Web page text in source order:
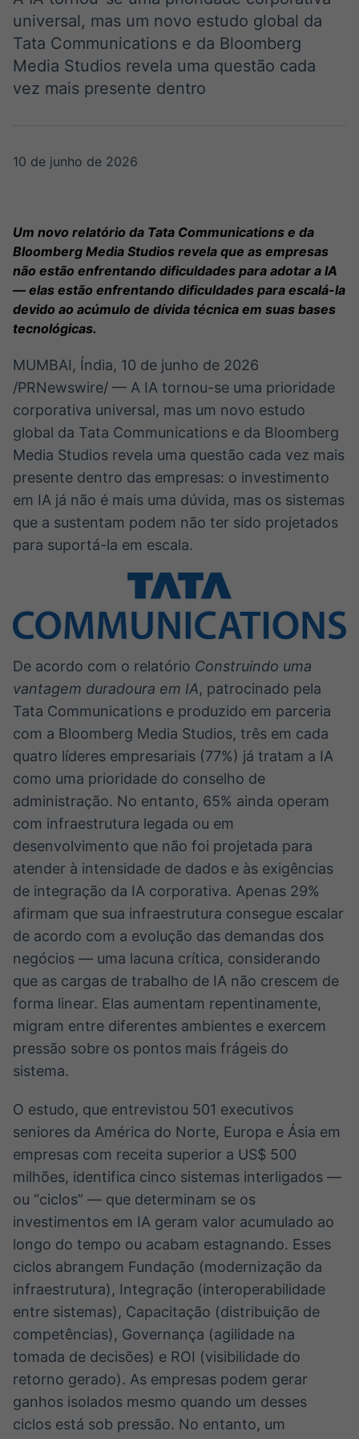
Broadcast
Ticker
Cotações e
headlines de
notícias
Broadcast
Widgets
Componentes
para conteúdos e
Tecnologia
Broadcast
Radar
Monitoramento
inteligente de
Broadcast
Fundos
A melhor
plataforma para
Em breve Em breve
Gestão de
Investimentos
Tokenização
de ativos
Crédito
Em breve
universal, mas um novo estudo global da
Tata Communications e da Bloomberg
Media Studios revela uma questão cada
vez mais presente dentro
10 de junho de 2026
Um novo relatório da Tata Communications e da
Bloomberg Media Studios revela que as empresas
não estão enfrentando dificuldades para adotar a IA
— elas estão enfrentando dificuldades para escalá-la
devido ao acúmulo de dívida técnica em suas bases
tecnológicas.
MUMBAI, Índia, 10 de junho de 2026
/PRNewswire/ — A IA tornou-se uma prioridade
corporativa universal, mas um novo estudo
global da Tata Communications e da Bloomberg
Media Studios revela uma questão cada vez mais
presente dentro das empresas: o investimento
em IA já não é mais uma dúvida, mas os sistemas
que a sustentam podem não ter sido projetados
para suportá-la em escala.
De acordo com o relatório Construindo uma
vantagem duradoura em IA, patrocinado pela
Tata Communications e produzido em parceria
com a Bloomberg Media Studios, três em cada
quatro líderes empresariais (77%) já tratam a IA
como uma prioridade do conselho de
administração. No entanto, 65% ainda operam
com infraestrutura legada ou em
desenvolvimento que não foi projetada para
atender à intensidade de dados e às exigências
de integração da IA corporativa. Apenas 29%
afirmam que sua infraestrutura consegue escalar
de acordo com a evolução das demandas dos
negócios — uma lacuna crítica, considerando
que as cargas de trabalho de IA não crescem de
forma linear. Elas aumentam repentinamente,
migram entre diferentes ambientes e exercem
pressão sobre os pontos mais frágeis do
sistema.
O estudo, que entrevistou 501 executivos
seniores da América do Norte, Europa e Ásia em
empresas com receita superior a US$ 500
milhões, identifica cinco sistemas interligados —
ou “ciclos” — que determinam se os
investimentos em IA geram valor acumulado ao
longo do tempo ou acabam estagnando. Esses
ciclos abrangem Fundação (modernização da
infraestrutura), Integração (interoperabilidade
entre sistemas), Capacitação (distribuição de
competências), Governança (agilidade na
tomada de decisões) e ROI (visibilidade do
retorno gerado). As empresas podem gerar
ganhos isolados mesmo quando um desses
ciclos está sob pressão. No entanto, um